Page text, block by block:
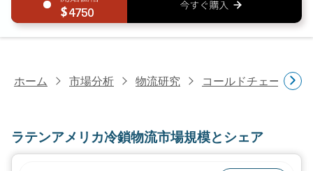
4750
ホーム 市場分析 物流研究 コールドチェーン物
ラテンアメリカ冷鎖物流市場規模とシェア